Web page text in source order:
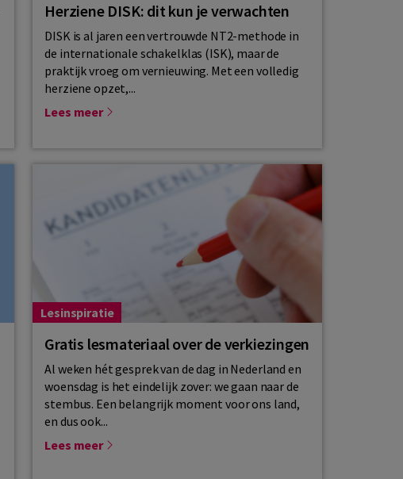
Herziene DISK: dit kun je verwachten
DISK is al jaren een vertrouwde NT2-methode in
de internationale schakelklas (ISK), maar de
praktijk vroeg om vernieuwing. Met een volledig
herziene opzet,...
Lees meer
Lesinspiratie
Gratis lesmateriaal over de verkiezingen
Al weken hét gesprek van de dag in Nederland en
woensdag is het eindelijk zover: we gaan naar de
stembus. Een belangrijk moment voor ons land,
en dus ook...
Lees meer